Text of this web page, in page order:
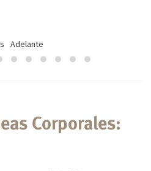
Adelante
Corporales: